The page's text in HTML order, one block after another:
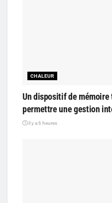
CHALEUR
Un dispositif de
permettre une gestion
il y a 6 heures